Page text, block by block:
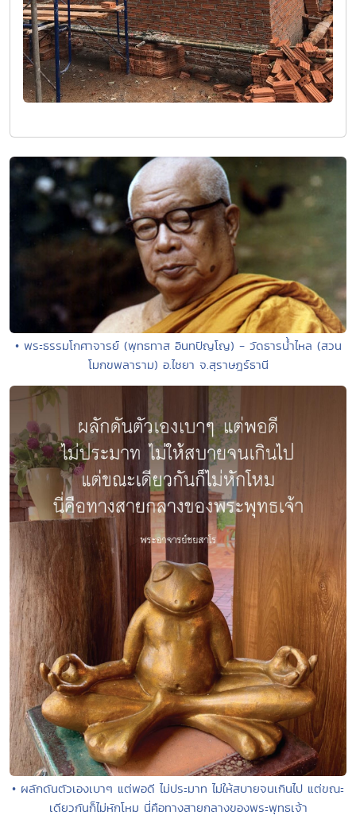
• พระธรรมโกศาจารย์ (พุทธทาส อินทปัญโญ) - วัดธารน้ำไหล (สวน
โมกขพลาราม) อ.ไชยา จ.สุราษฎร์ธานี
• ผลักดันตัวเองเบาๆ แต่พอดี ไม่ประมาท ไม่ให้สบายจนเกินไป แต่ขณะ
เดียวกันก็ไม่หักโหม นี่คือทางสายกลางของพระพุทธเจ้า